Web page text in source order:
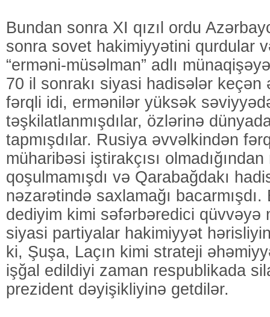
Bundan sonra XI qızıl ordu
sonra sovet hakimiyyətini qurdular
“erməni-müsəlman” adlı
70 il sonrakı siyasi hadisələr keçən
fərqli idi, ermənilər yüksək
təşkilatlanmışdılar, özlərinə
tapmışdılar. Rusiya əvvəlkindən
müharibəsi iştirakçısı
qoşulmamışdı və Qarabağdakı
nəzarətində saxlamağı
dediyim kimi səfərbəredici qüvvəyə
siyasi partiyalar hakimiyyət
ki, Şuşa, Laçın kimi strateji
işğal edildiyi zaman respublikada
prezident dəyişikliyinə getdilər.